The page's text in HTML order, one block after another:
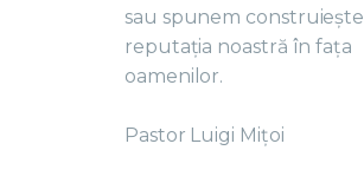
sau spunem construiește
reputația noastră în fața
oamenilor.
Pastor Luigi Mițoi